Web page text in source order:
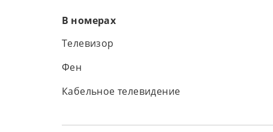
В номерах
Телевизор
Фен
Кабельное телевидение